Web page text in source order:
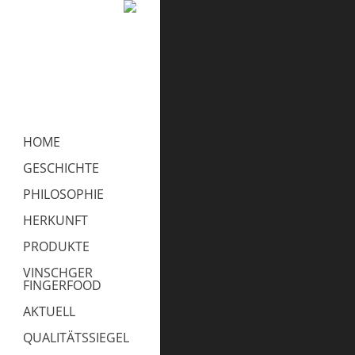
HOME
GESCHICHTE
PHILOSOPHIE
HERKUNFT
PRODUKTE
VINSCHGER
FINGERFOOD
AKTUELL
QUALITÄTSSIEGEL